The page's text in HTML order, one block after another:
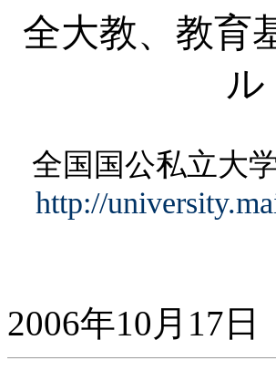
全大教、教育
ル
全国国公私立
http://
2006年10月17日